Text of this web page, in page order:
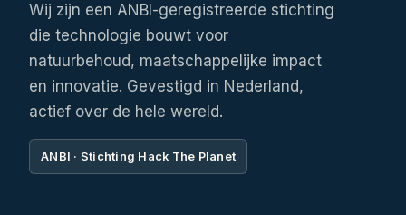
Wij zijn een ANBI-geregistreerde stichting
die technologie bouwt voor
natuurbehoud, maatschappelijke impact
en innovatie. Gevestigd in Nederland,
actief over de hele wereld.
ANBI · Stichting Hack The Planet